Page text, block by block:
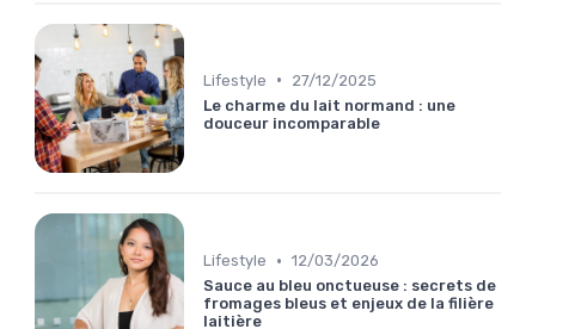
Lifestyle •
27/12/2025
Le charme du lait normand : une
douceur incomparable
Lifestyle • 12/03/2026
Sauce au bleu onctueuse : secrets de
fromages bleus et enjeux de la filière
laitière